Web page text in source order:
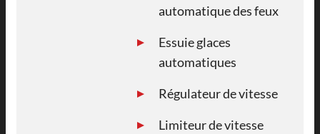
automatique des feux
Essuie glaces
automatiques
Régulateur de vitesse
Limiteur de vitesse